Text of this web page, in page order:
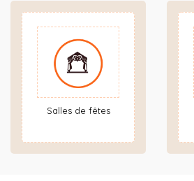
Salles de fêtes